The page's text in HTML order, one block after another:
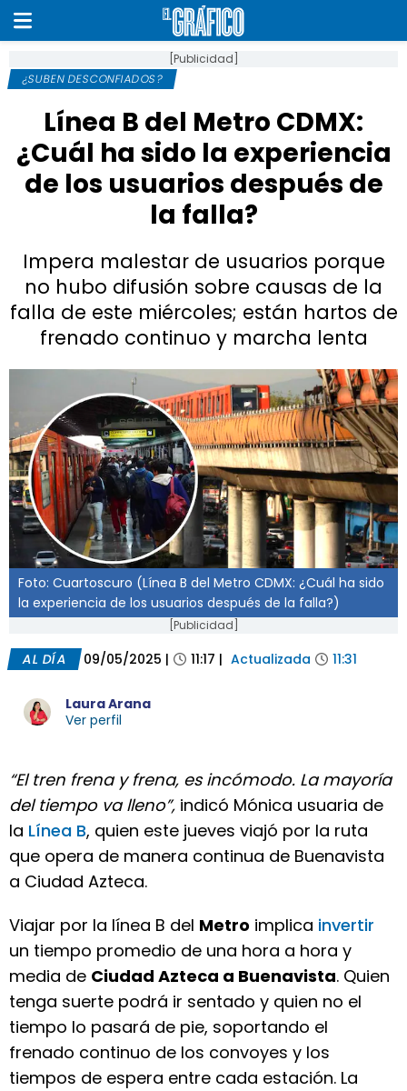
[Publicidad]
¿SUBEN DESCONFIADOS?
Línea B del Metro CDMX:
¿Cuál ha sido la experiencia
de los usuarios después de
la falla?
Impera malestar de usuarios porque
no hubo difusión sobre causas de la
falla de este miércoles; están hartos de
frenado continuo y marcha lenta
Foto: Cuartoscuro (Línea B del Metro CDMX: ¿Cuál ha sido
la experiencia de los usuarios después de la falla?)
[Publicidad]
AL DÍA 09/05/2025 | 11:17 | Actualizada 11:31
Laura Arana
Ver perfil
“El tren frena y frena, es incómodo. La mayoría
del tiempo va lleno”, indicó Mónica usuaria de
la Línea B, quien este jueves viajó por la ruta
que opera de manera continua de Buenavista
a Ciudad Azteca.
Viajar por la línea B del Metro implica invertir
un tiempo promedio de una hora a hora y
media de Ciudad Azteca a Buenavista. Quien
tenga suerte podrá ir sentado y quien no el
tiempo lo pasará de pie, soportando el
frenado continuo de los convoyes y los
tiempos de espera entre cada estación. La